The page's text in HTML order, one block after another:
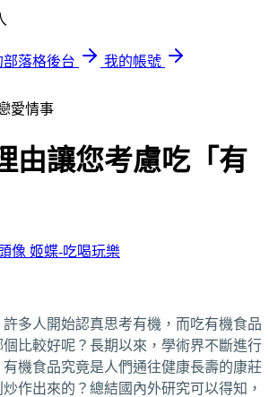
部落格後台
我的帳號
愛情事
由讓您考慮吃「有
姬蝶-吃喝玩樂
多人開始認真思考有機，而吃有機食品
比較好呢？長期以來，學術界不斷進行
機食品究竟是人們通往健康長壽的康莊
作出來的？總結國內外研究可以得知，